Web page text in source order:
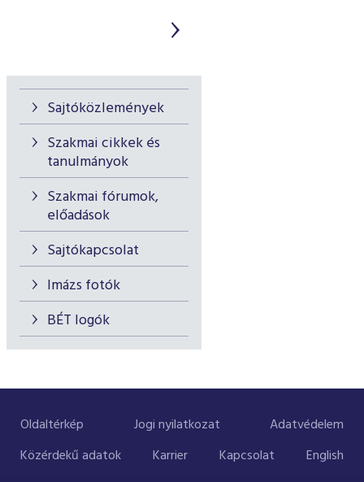
Sajtóközlemények
Szakmai cikkek és
tanulmányok
Szakmai fórumok,
előadások
Sajtókapcsolat
Imázs fotók
BÉT logók
Oldaltérkép Jogi nyilatkozat
Adatvédelem
Közérdekű adatok
Karrier Kapcsolat English